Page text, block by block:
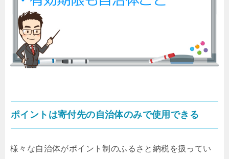
ポイントは寄付先の自治体のみで使用できる
様々な自治体がポイント制のふるさと納税を扱ってい